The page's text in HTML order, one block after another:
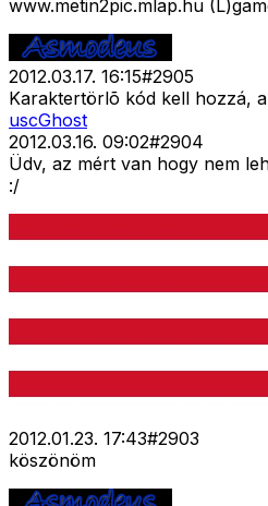
www.metin2pic.mlap.hu
2012.03.17. 16:15#2905
Karaktertörlõ kód kell hozzá,
uscGhost
2012.03.16. 09:02#2904
Üdv, az mért van hogy nem
:/
2012.01.23. 17:43#2903
köszönöm